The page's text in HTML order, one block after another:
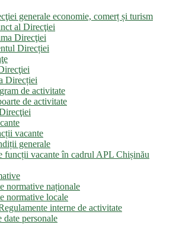
generale economie, comerț și turism
al Direcţiei
Direcţiei
Direcției
Direcției
de activitate
de activitate
vacante
generale
funcții vacante în cadrul APL Chișinău
normative naționale
normative locale
interne de activitate
date personale